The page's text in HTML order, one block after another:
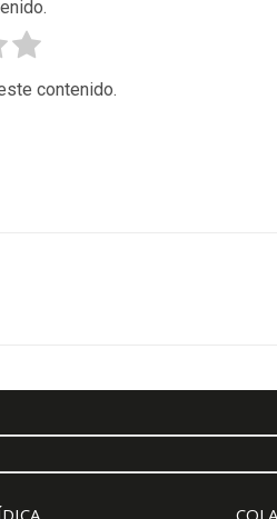
contenido.